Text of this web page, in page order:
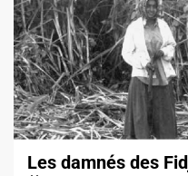
Les damnés des